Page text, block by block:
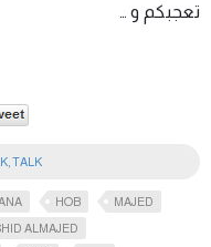
تعجبكم و …
TALK
HOB
MAJED
ALMAJED